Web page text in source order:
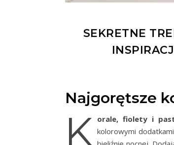
SEKRETNE
Najgorętsze
K orale, fiolety i
kolorowymi